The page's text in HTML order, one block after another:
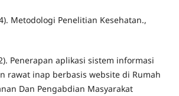
Metodologi Penelitian Kesehatan.,
Penerapan aplikasi sistem informasi
rawat inap berbasis website di Rumah
Dan Pengabdian Masyarakat